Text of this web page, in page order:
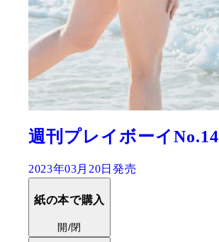
週刊プレイボーイNo.14
2023年03月20日発売
紙の本で購入
開/閉